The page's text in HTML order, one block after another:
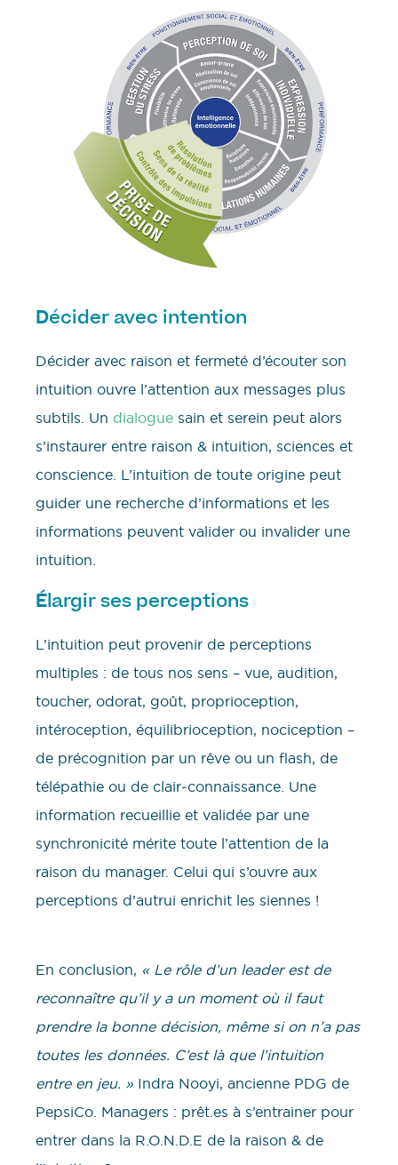
Décider avec intention
Décider avec raison et fermeté d’écouter son
intuition ouvre l’attention aux messages plus
subtils. Un dialogue sain et serein peut alors
s’instaurer entre raison & intuition, sciences et
conscience. L’intuition de toute origine peut
guider une recherche d’informations et les
informations peuvent valider ou invalider une
intuition.
Élargir ses perceptions
L’intuition peut provenir de perceptions
multiples : de tous nos sens – vue, audition,
toucher, odorat, goût, proprioception,
intéroception, équilibrioception, nociception –
de précognition par un rêve ou un flash, de
télépathie ou de clair-connaissance. Une
information recueillie et validée par une
synchronicité mérite toute l’attention de la
raison du manager. Celui qui s’ouvre aux
perceptions d’autrui enrichit les siennes !
En conclusion, « Le rôle d’un leader est de
reconnaître qu’il y a un moment où il faut
prendre la bonne décision, même si on n’a pas
toutes les données. C’est là que l’intuition
entre en jeu. » Indra Nooyi, ancienne PDG de
PepsiCo. Managers : prêt.es à s’entrainer pour
entrer dans la R.O.N.D.E de la raison & de